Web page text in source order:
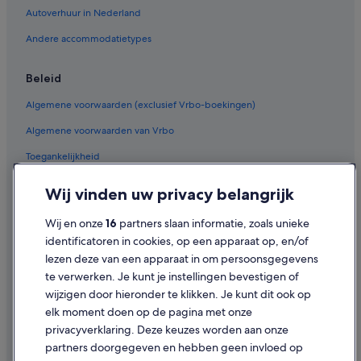
Hotels met 5 sterren in Flagstaff
Hotelresorts in Sedona
Motels in Sedona
B&B in Sedona
Hotelresorts in Flagstaff
B&B in Flagstaff
Campings en stacaravans in Flagstaff
Particuliere vakantiehuizen in Flagstaff
Blokhutten in Kachina Village
Best Western-hotels in Flagstaff
Autoverhuur in Nederland
Andere accommodatietypes
Beleid
Algemene voorwaarden (exclusief Vrbo-boekingen)
Algemene voorwaarden van Vrbo
Toegankelijkheid
Gebruiksvoorwaarden
Juridische informatie/Contact
Inhoudsrichtlijnen en inhoud rapporteren
Hulp
Contact
Wij vinden uw privacy belangrijk
Wij en onze16 partners slaan informatie, zoals unieke
identificatoren in cookies, op een apparaat op, en/of
lezen deze van een apparaat in om persoonsgegevens
te verwerken. Je kunt je instellingen bevestigen of
wijzigen door hieronder te klikken. Je kunt dit ook op
elk moment doen op de pagina met onze
privacyverklaring. Deze keuzes worden aan onze
partners doorgegeven en hebben geen invloed op